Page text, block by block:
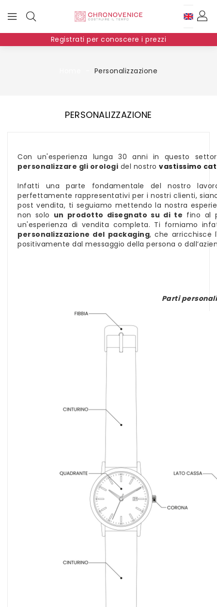
Registrati per conoscere i prezzi
Personalizzazione
PERSONALIZZAZIONE
Con un'esperienza lunga 30 anni in questo
personalizzare gli orologi del nostro vastissimo
Infatti una parte fondamentale del nostro
perfettamente rappresentativi per i nostri clienti,
post vendita, ti seguiamo mettendo la nostra
non solo un prodotto disegnato su di te fino al
un'esperienza di vendita completa. Ti forniamo
personalizzazione del packaging, che arricchisce
positivamente dal messaggio della persona o
Parti